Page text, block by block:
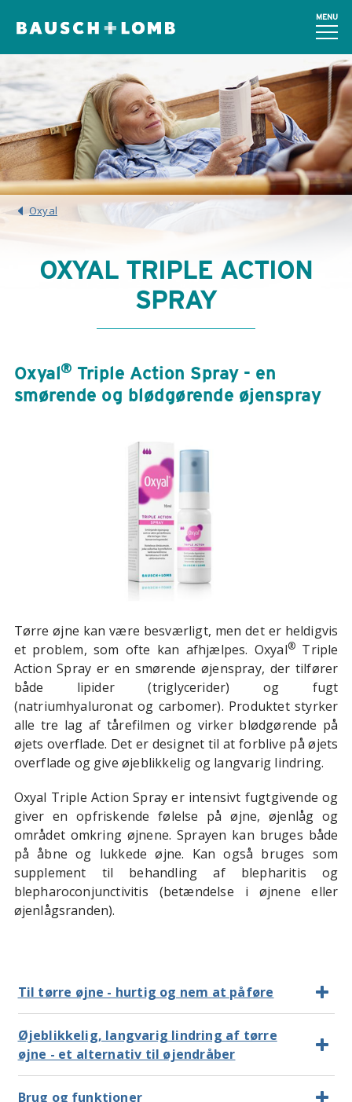
MENU
Oxyal
OXYAL TRIPLE ACTION
SPRAY
Oxyal® Triple Action Spray - en
smørende og blødgørende øjenspray
Tørre øjne kan være besværligt, men det er heldigvis
et problem, som ofte kan afhjælpes. Oxyal® Triple
Action Spray er en smørende øjenspray, der tilfører
både lipider (triglycerider) og fugt
(natriumhyaluronat og carbomer). Produktet styrker
alle tre lag af tårefilmen og virker blødgørende på
øjets overflade. Det er designet til at forblive på øjets
overflade og give øjeblikkelig og langvarig lindring.
Oxyal Triple Action Spray er intensivt fugtgivende og
giver en opfriskende følelse på øjne, øjenlåg og
området omkring øjnene. Sprayen kan bruges både
på åbne og lukkede øjne. Kan også bruges som
supplement til behandling af blepharitis og
blepharoconjunctivitis (betændelse i øjnene eller
øjenlågsranden).
Til tørre øjne - hurtig og nem at påføre
Øjeblikkelig, langvarig lindring af tørre
øjne - et alternativ til øjendråber
Brug og funktioner